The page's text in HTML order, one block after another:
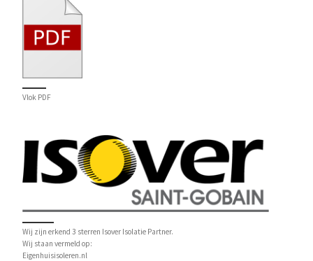
Vlok PDF
Wij zijn erkend 3 sterren Isover Isolatie Partner.
Wij staan vermeld op:
Eigenhuisisoleren.nl